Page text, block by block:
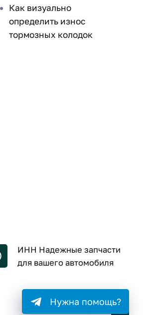
Как визуально
определить износ
тормозных колодок
ИНН Надежные запчасти
для вашего автомобиля
Нужна помощь?